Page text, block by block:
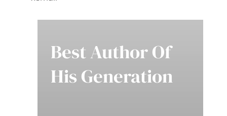
Best Author Of
His Generation